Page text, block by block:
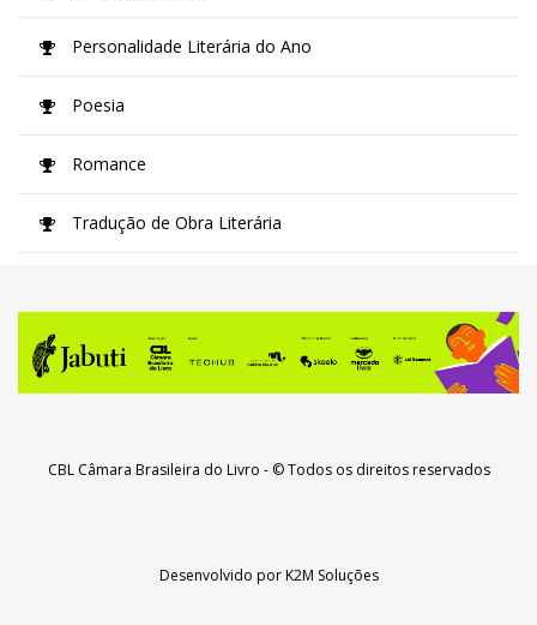
Personalidade Literária do Ano
Poesia
Romance
Tradução de Obra Literária
CBL Câmara Brasileira do Livro - © Todos os direitos reservados
Desenvolvido porK2M Soluções